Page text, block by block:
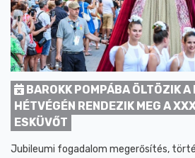
BAROKK POMPÁBA ÖLTÖZIK A
HÉTVÉGÉN RENDEZIK MEG A
ESKÜVŐT
Jubileumi fogadalom megerősítés,